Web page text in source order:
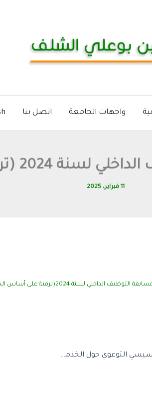
واجهات الجامعة اتصل بنا
على أساس الشهادة)
11 فبراير، 2025
الداخلي لسنة 2024(ترقية على أساس الشهادة
فعاليات اليوم التحسيسي التوعوي حول الخدمة الوطنية